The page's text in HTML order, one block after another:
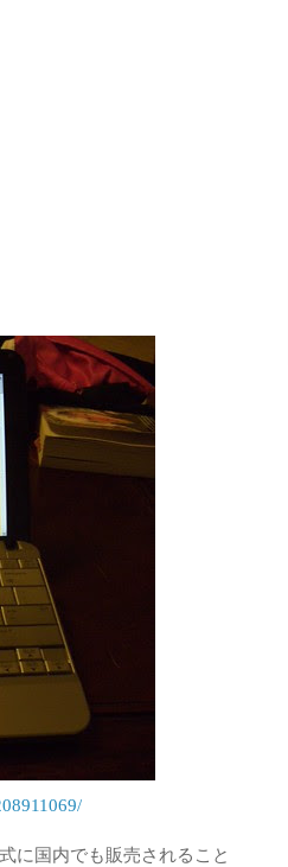
に国内でも販売されること